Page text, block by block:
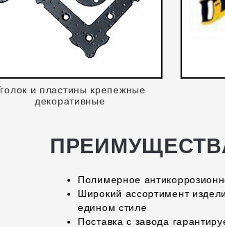
и пластины крепежные
декоративные
Полимерное
Широкий ассортимент
едином стиле
Поставка с завода